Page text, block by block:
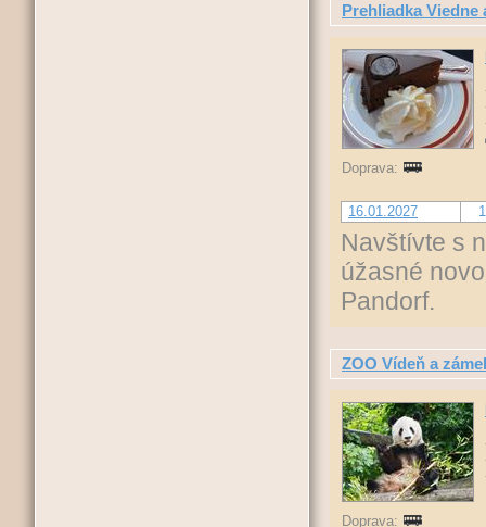
Prehliadka Viedne
Doprava:
16.01.2027
Navštívte s
úžasné
Pandorf.
ZOO Vídeň a
Doprava: